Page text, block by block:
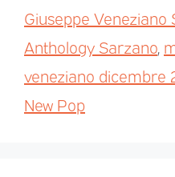
Giuseppe Veneziano
Anthology Sarzano
veneziano dicembre
New Pop